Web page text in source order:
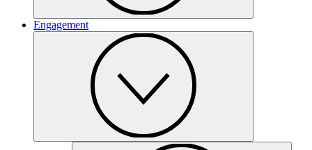
Engagement